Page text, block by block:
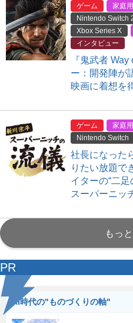
ゲーム 家庭
Nintendo Switch
Xbox Series X
インタビュー
『鬼武者
ー：開発陣が
映画に着想を
ゲーム 家庭
Nintendo Switch
社長になった
りたい放題で
イターの“二足
スーパーニッ
もっ
PR
AI時代の"ものづくりの軸"